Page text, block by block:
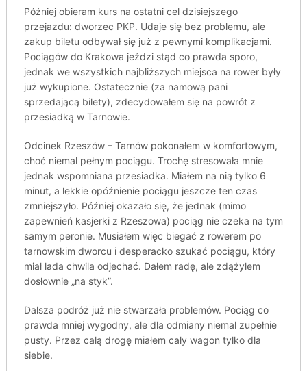
Później obieram kurs na ostatni cel dzisiejszego
przejazdu: dworzec PKP. Udaje się bez problemu, ale
zakup biletu odbywał się już z pewnymi komplikacjami.
Pociągów do Krakowa jeździ stąd co prawda sporo,
jednak we wszystkich najbliższych miejsca na rower były
już wykupione. Ostatecznie (za namową pani
sprzedającą bilety), zdecydowałem się na powrót z
przesiadką w Tarnowie.
Odcinek Rzeszów – Tarnów pokonałem w komfortowym,
choć niemal pełnym pociągu. Trochę stresowała mnie
jednak wspomniana przesiadka. Miałem na nią tylko 6
minut, a lekkie opóźnienie pociągu jeszcze ten czas
zmniejszyło. Później okazało się, że jednak (mimo
zapewnień kasjerki z Rzeszowa) pociąg nie czeka na tym
samym peronie. Musiałem więc biegać z rowerem po
tarnowskim dworcu i desperacko szukać pociągu, który
miał lada chwila odjechać. Dałem radę, ale zdążyłem
dosłownie „na styk”.
Dalsza podróż już nie stwarzała problemów. Pociąg co
prawda mniej wygodny, ale dla odmiany niemal zupełnie
pusty. Przez całą drogę miałem cały wagon tylko dla
siebie.